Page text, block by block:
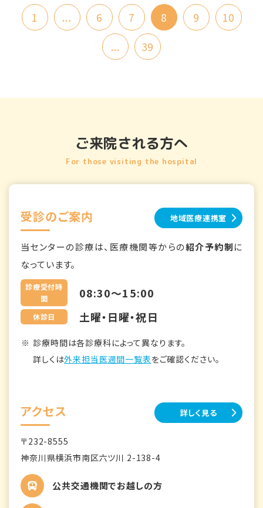
1 ... 6 7 8 9
10
...
39
ご来院される方へ
For those visiting the hospital
受診のご案内 地域医療連携室
当センターの診療は、医療機関等からの紹介予約制に
なっています。
診療受付時
間
08:30～15:00
休診日 土曜・日曜・祝日
診療時間は各診療科によって異なります。
詳しくは外来担当医週間一覧表をご確認ください。
アクセス 詳しく見る
〒232-8555
神奈川県横浜市南区六ツ川 2-138-4
公共交通機関でお越しの方